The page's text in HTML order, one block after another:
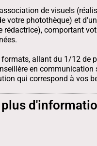
de visuels
votre photothèque) et d’un
rédactrice), comportant
formats, allant du 1/12 de
en communication
qui correspond à vos